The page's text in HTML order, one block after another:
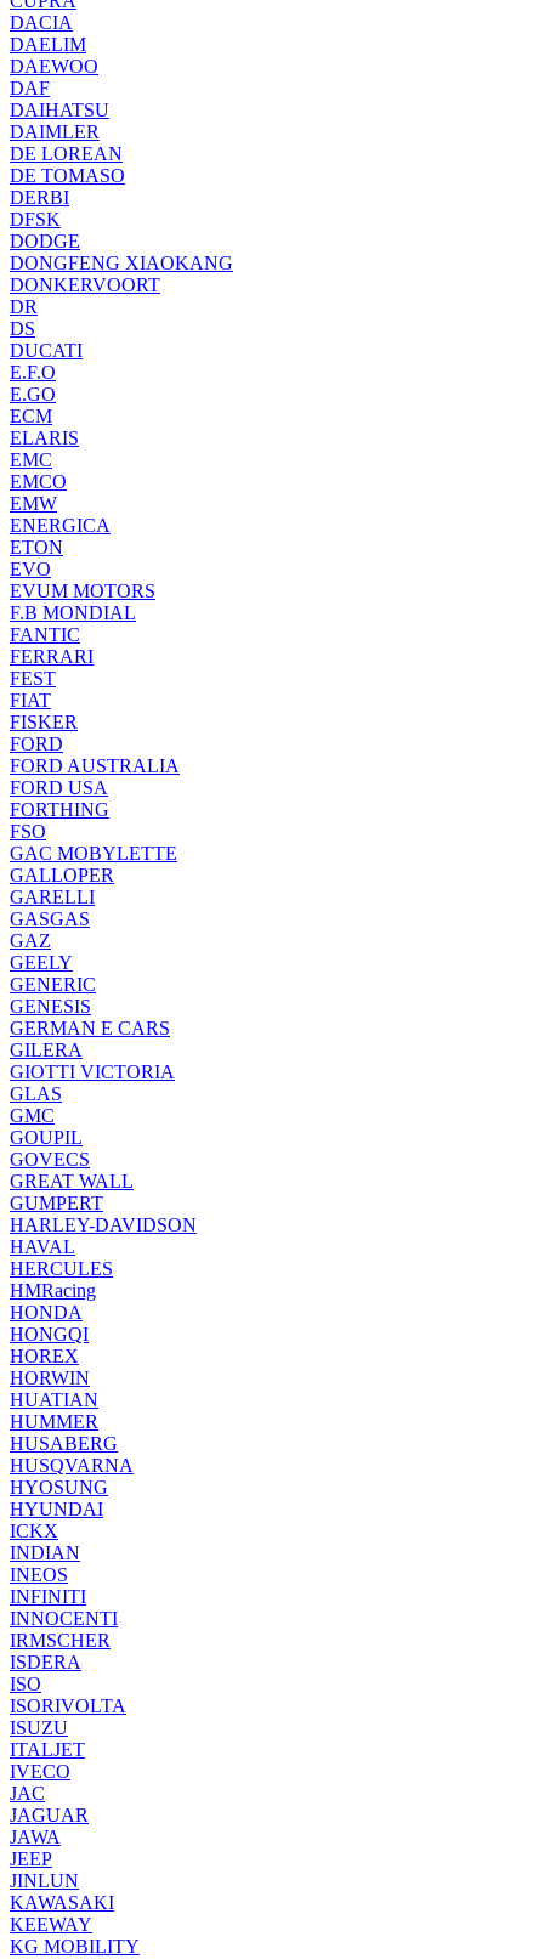
DACIA
DAELIM
DAEWOO
DAF
DAIHATSU
DAIMLER
DE LOREAN
DE TOMASO
DERBI
DFSK
DODGE
DONGFENG XIAOKANG
DONKERVOORT
DR
DS
DUCATI
E.F.O
E.GO
ECM
ELARIS
EMC
EMCO
EMW
ENERGICA
ETON
EVO
EVUM MOTORS
F.B MONDIAL
FANTIC
FERRARI
FEST
FIAT
FISKER
FORD
FORD AUSTRALIA
FORD USA
FORTHING
FSO
GAC MOBYLETTE
GALLOPER
GARELLI
GASGAS
GAZ
GEELY
GENERIC
GENESIS
GERMAN E CARS
GILERA
GIOTTI VICTORIA
GLAS
GMC
GOUPIL
GOVECS
GREAT WALL
GUMPERT
HARLEY-DAVIDSON
HAVAL
HERCULES
HMRacing
HONDA
HONGQI
HOREX
HORWIN
HUATIAN
HUMMER
HUSABERG
HUSQVARNA
HYOSUNG
HYUNDAI
ICKX
INDIAN
INEOS
INFINITI
INNOCENTI
IRMSCHER
ISDERA
ISO
ISORIVOLTA
ISUZU
ITALJET
IVECO
JAC
JAGUAR
JAWA
JEEP
JINLUN
KAWASAKI
KEEWAY
KG MOBILITY